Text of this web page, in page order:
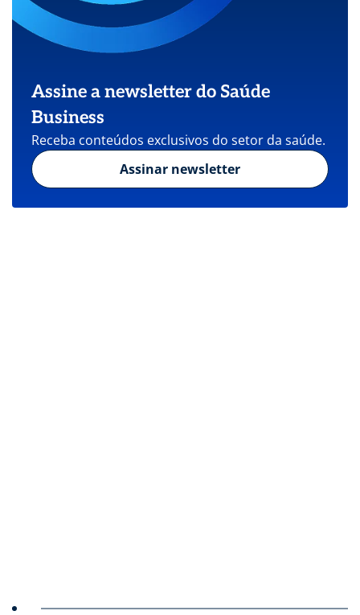
Assine a newsletter do Saúde
Business
Receba conteúdos exclusivos do setor da saúde.
Assinar newsletter